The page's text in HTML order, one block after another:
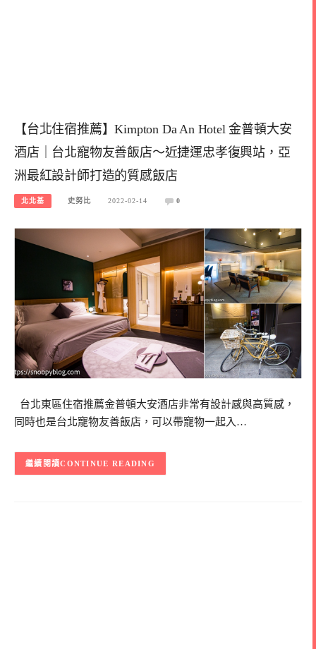
【台北住宿推薦】Kimpton Da An Hotel 金普頓大安
酒店｜台北寵物友善飯店～近捷運忠孝復興站，亞
洲最紅設計師打造的質感飯店
北北基 史努比 2022-02-14 0
台北東區住宿推薦金普頓大安酒店非常有設計感與高質感，
同時也是台北寵物友善飯店，可以帶寵物一起入…
CONTINUE READING